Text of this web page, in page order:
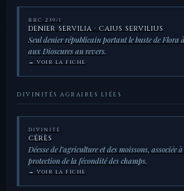
RRC 239/1
DENIER SERVILIA · CAIUS SERVILIUS
Seul denier républicain portant le buste de Flora
aux Dioscures au revers.
→ VOIR LA FICHE
DIVINITÉS AGRAIRES LIÉES
DIVINITÉ
CÉRÈS
Déesse de l’agriculture et des moissons, associée
protection de la fécondité des champs.
→ VOIR LA FICHE